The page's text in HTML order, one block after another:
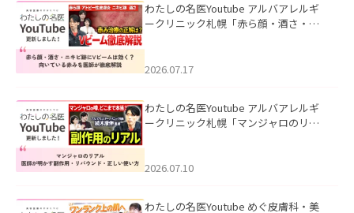
わたしの名医Youtube アルバアレルギ
ークリニック札幌「赤ら顔・酒さ・ニ
した。
2026.07.17
わたしの名医Youtube アルバアレルギ
ークリニック札幌「マンジャロのリア
た。
2026.07.10
わたしの名医Youtube めぐ皮膚科・美